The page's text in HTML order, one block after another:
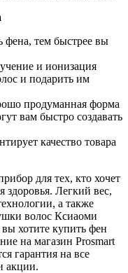
тем быстрее вы
и ионизация
и подарить им
продуманная форма
вам быстро создавать
качество товара
для тех, кто хочет
здоровья. Легкий вес,
а также
волос Ксиаоми
хотите купить фен
на магазин Prosmart
гарантия на все
акции.